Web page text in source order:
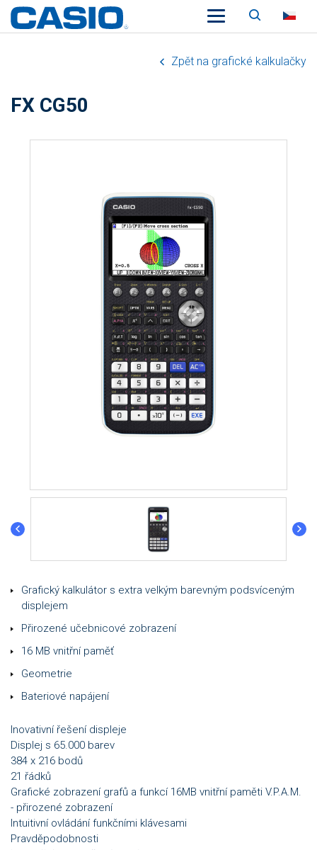
Zpět na grafické kalkulačky
FX CG50
Grafický kalkulátor s extra velkým barevným podsvíceným
displejem
Přirozené učebnicové zobrazení
16 MB vnitřní paměť
Geometrie
Bateriové napájení
Inovativní řešení displeje
Displej s 65.000 barev
384 x 216 bodů
21 řádků
Grafické zobrazení grafů a funkcí 16MB vnitřní paměti V.P.A.M.
- přirozené zobrazení
Intuitivní ovládání funkčními klávesami
Pravděpodobnosti